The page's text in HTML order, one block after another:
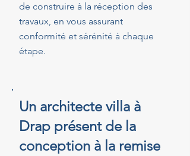
de construire à la réception des
travaux, en vous assurant
conformité et sérénité à chaque
étape.
Un architecte villa à
Drap présent de la
conception à la remise